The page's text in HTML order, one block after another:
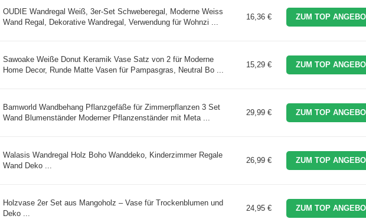
OUDIE Wandregal Weiß, 3er-Set Schweberegal, Moderne Weiss
Wand Regal, Dekorative Wandregal, Verwendung für Wohnzi ...
16,36 € ZUM TOP
Sawoake Weiße Donut Keramik Vase Satz von 2 für Moderne
Home Decor, Runde Matte Vasen für Pampasgras, Neutral Bo ...
15,29 € ZUM TOP
Bamworld Wandbehang Pflanzgefäße für Zimmerpflanzen 3 Set
Wand Blumenständer Moderner Pflanzenständer mit Meta ...
29,99 € ZUM TOP
Walasis Wandregal Holz Boho Wanddeko, Kinderzimmer Regale
Wand Deko ...
26,99 € ZUM TOP
Holzvase 2er Set aus Mangoholz – Vase für Trockenblumen und
Deko ...
24,95 € ZUM TOP